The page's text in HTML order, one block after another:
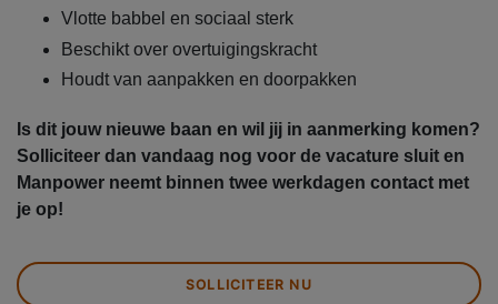
Vlotte babbel en sociaal sterk
Beschikt over overtuigingskracht
Houdt van aanpakken en doorpakken
Is dit jouw nieuwe baan en wil jij in aanmerking komen?
Solliciteer dan vandaag nog voor de vacature sluit en
Manpower neemt binnen twee werkdagen contact met
je op!
SOLLICITEER NU